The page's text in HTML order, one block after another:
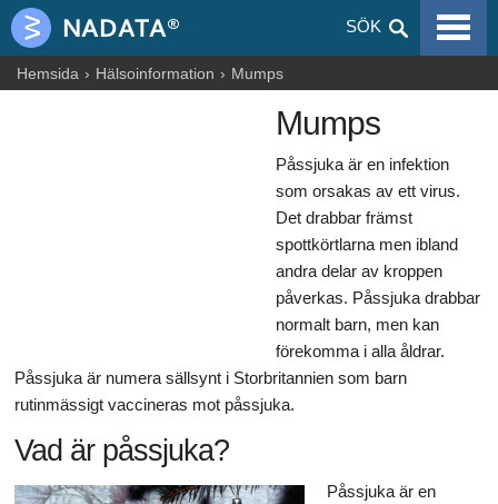
SÖK
VIRALA SJUKDOMAR
ALLERGIER
Hemsida Hälsoinformation Mumps
Mumps
Påssjuka är en infektion
som orsakas av ett virus.
Det drabbar främst
spottkörtlarna men ibland
andra delar av kroppen
påverkas. Påssjuka drabbar
normalt barn, men kan
förekomma i alla åldrar.
Påssjuka är numera sällsynt i Storbritannien som barn
rutinmässigt vaccineras mot påssjuka.
Vad är påssjuka?
Påssjuka är en